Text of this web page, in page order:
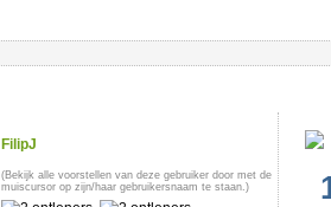
FilipJ
(Bekijk alle voorstellen van deze gebruiker door met de
muiscursor op zijn/haar gebruikersnaam te staan.)